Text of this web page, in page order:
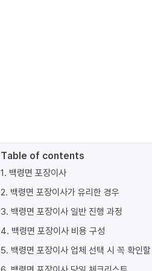
Table of contents
1. 백령면 포장이사
2. 백령면 포장이사가 유리한 경우
3. 백령면 포장이사 일반 진행 과정
4. 백령면 포장이사 비용 구성
5. 백령면 포장이사 업체 선택 시 꼭 확인